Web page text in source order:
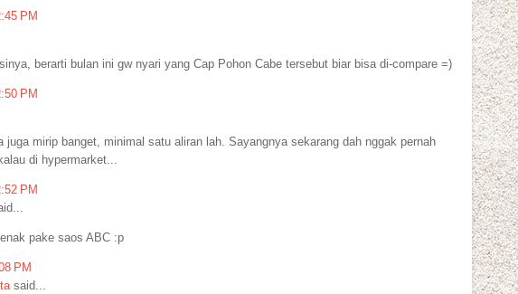
PM
berarti bulan ini gw nyari yang Cap Pohon Cabe tersebut biar bisa di-compare =)
PM
juga mirip banget, minimal satu aliran lah. Sayangnya sekarang dah nggak pernah
di hypermarket...
PM
pake saos ABC :p
PM
said...